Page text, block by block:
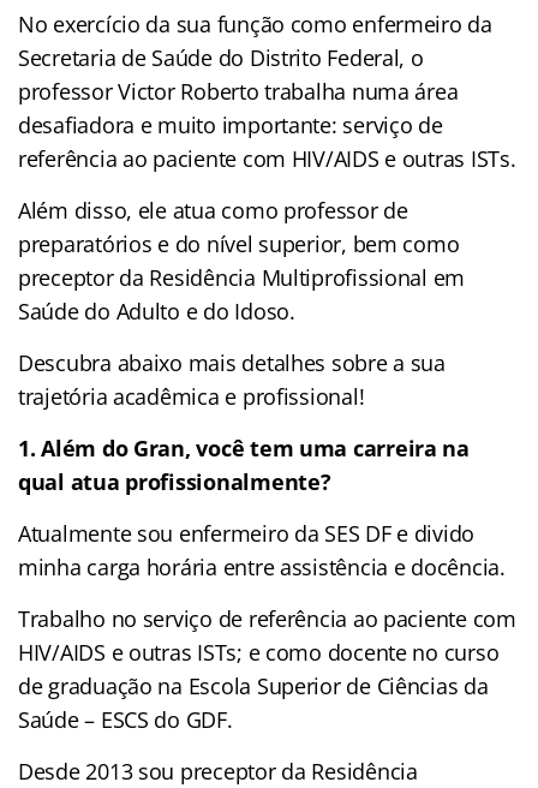
No exercício da sua função como enfermeiro da
Secretaria de Saúde do Distrito Federal, o
professor Victor Roberto trabalha numa área
desafiadora e muito importante: serviço de
referência ao paciente com HIV/AIDS e outras ISTs.
Além disso, ele atua como professor de
preparatórios e do nível superior, bem como
preceptor da Residência Multiprofissional em
Saúde do Adulto e do Idoso.
Descubra abaixo mais detalhes sobre a sua
trajetória acadêmica e profissional!
1. Além do Gran, você tem uma carreira na
qual atua profissionalmente?
Atualmente sou enfermeiro da SES DF e divido
minha carga horária entre assistência e docência.
Trabalho no serviço de referência ao paciente com
HIV/AIDS e outras ISTs; e como docente no curso
de graduação na Escola Superior de Ciências da
Saúde – ESCS do GDF.
Desde 2013 sou preceptor da Residência